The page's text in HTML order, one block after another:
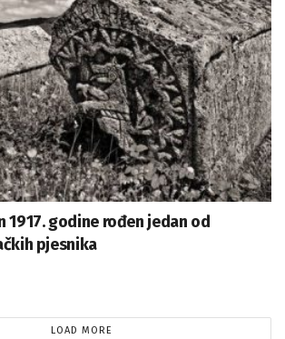
1917. godine rođen jedan od
pjesnika
LOAD MORE